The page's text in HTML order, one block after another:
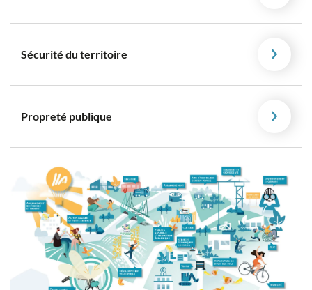
Sécurité du territoire
Propreté publique